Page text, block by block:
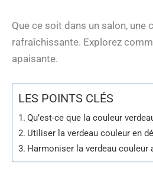
Que ce soit dans un salon, une
rafraîchissante. Explorez
apaisante.
LES POINTS CLÉS
Qu’est-ce que la couleur
Utiliser la verdeau couleur en
Harmoniser la verdeau couleur